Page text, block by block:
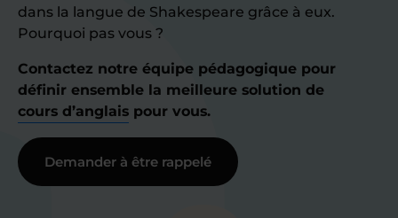
dans la langue de Shakespeare grâce à eux.
Pourquoi pas vous ?
Contactez notre équipe pédagogique pour
définir ensemble la meilleure solution de
cours d’anglais pour vous.
Demander à être rappelé